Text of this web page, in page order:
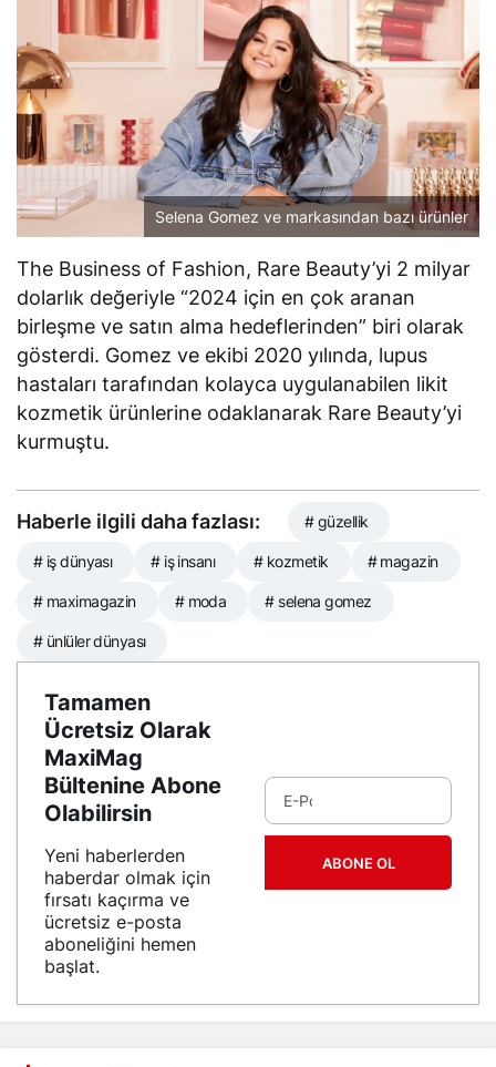
Selena Gomez ve markasından bazı ürünler
The Business of Fashion, Rare Beauty’yi 2 milyar
dolarlık değeriyle “2024 için en çok aranan
birleşme ve satın alma hedeflerinden” biri olarak
gösterdi. Gomez ve ekibi 2020 yılında, lupus
hastaları tarafından kolayca uygulanabilen likit
kozmetik ürünlerine odaklanarak Rare Beauty’yi
kurmuştu.
Haberle ilgili daha fazlası: # güzellik
# iş dünyası # iş insanı # kozmetik # magazin
# maximagazin # moda # selena gomez
# ünlüler dünyası
Tamamen
Ücretsiz Olarak
MaxiMag
Bültenine Abone
Olabilirsin
Yeni haberlerden
haberdar olmak için
fırsatı kaçırma ve
ücretsiz e-posta
aboneliğini hemen
başlat.
ABONE OL